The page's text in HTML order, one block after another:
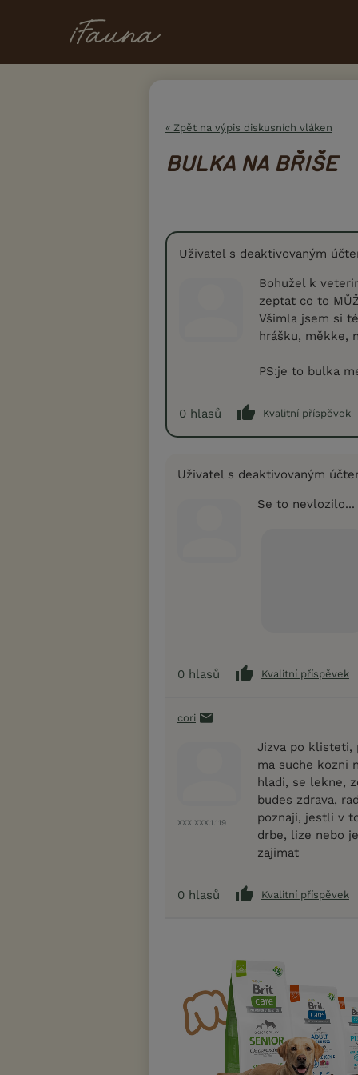
« Zpět na výpis diskusních vláken
BULKA NA BŘIŠE
Uživatel s deaktivovaným
Bohužel k
zeptat co to
Všimla jsem si
hrášku, měkke,
PS:je to bulka
0 hlasů Kvalitní příspěvek
Uživatel s deaktivovaným
Se to nevlozilo...
0 hlasů Kvalitní příspěvek
cori
XXX.XXX.1.119
Jizva po klisteti,
ma suche kozni
hladi, se lekne,
budes zdrava,
poznaji, jestli v
drbe, lize nebo
zajimat
0 hlasů Kvalitní příspěvek